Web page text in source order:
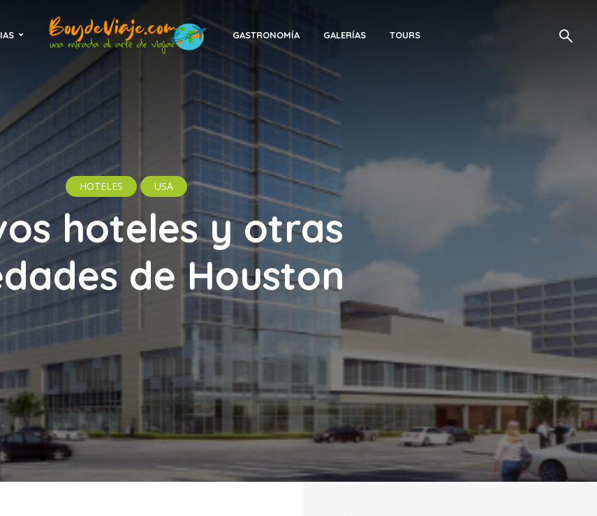
GASTRONOMÍA GALERÍAS TOURS
HOTELES USA
hoteles y otras
de Houston